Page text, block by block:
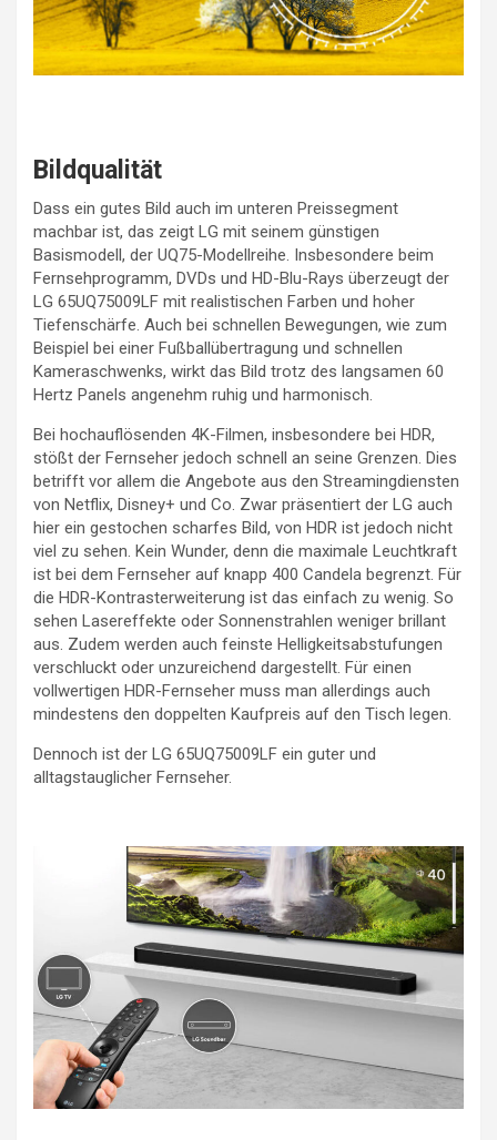
Bildqualität
Dass ein gutes Bild auch im unteren Preissegment
machbar ist, das zeigt LG mit seinem günstigen
Basismodell, der UQ75-Modellreihe. Insbesondere beim
Fernsehprogramm, DVDs und HD-Blu-Rays überzeugt der
LG 65UQ75009LF mit realistischen Farben und hoher
Tiefenschärfe. Auch bei schnellen Bewegungen, wie zum
Beispiel bei einer Fußballübertragung und schnellen
Kameraschwenks, wirkt das Bild trotz des langsamen 60
Hertz Panels angenehm ruhig und harmonisch.
Bei hochauflösenden 4K-Filmen, insbesondere bei HDR,
stößt der Fernseher jedoch schnell an seine Grenzen. Dies
betrifft vor allem die Angebote aus den Streamingdiensten
von Netflix, Disney+ und Co. Zwar präsentiert der LG auch
hier ein gestochen scharfes Bild, von HDR ist jedoch nicht
viel zu sehen. Kein Wunder, denn die maximale Leuchtkraft
ist bei dem Fernseher auf knapp 400 Candela begrenzt. Für
die HDR-Kontrasterweiterung ist das einfach zu wenig. So
sehen Lasereffekte oder Sonnenstrahlen weniger brillant
aus. Zudem werden auch feinste Helligkeitsabstufungen
verschluckt oder unzureichend dargestellt. Für einen
vollwertigen HDR-Fernseher muss man allerdings auch
mindestens den doppelten Kaufpreis auf den Tisch legen.
Dennoch ist der LG 65UQ75009LF ein guter und
alltagstauglicher Fernseher.